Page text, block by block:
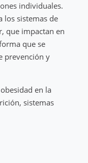
individuales.
los sistemas de
que impactan en
que se
prevención y
en la
sistemas